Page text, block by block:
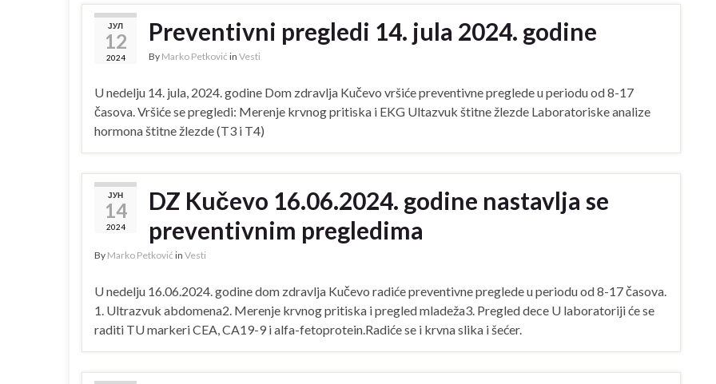
ЈУЛ
12
2024
Preventivni pregledi 14. jula 2024. godine
By Marko Petković in Vesti
U nedelju 14. jula, 2024. godine Dom zdravlja Kučevo vršiće preventivne preglede u periodu od 8-17
časova. Vršiće se pregledi: Merenje krvnog pritiska i EKG Ultazvuk štitne žlezde Laboratoriske analize
hormona štitne žlezde (T3 i T4)
ЈУН
14
2024
DZ Kučevo 16.06.2024. godine nastavlja se
preventivnim pregledima
By Marko Petković in Vesti
U nedelju 16.06.2024. godine dom zdravlja Kučevo radiće preventivne preglede u periodu od 8-17 časova.
1. Ultrazvuk abdomena2. Merenje krvnog pritiska i pregled mladeža3. Pregled dece U laboratoriji će se
raditi TU markeri CEA, CA19-9 i alfa-fetoprotein.Radiće se i krvna slika i šećer.